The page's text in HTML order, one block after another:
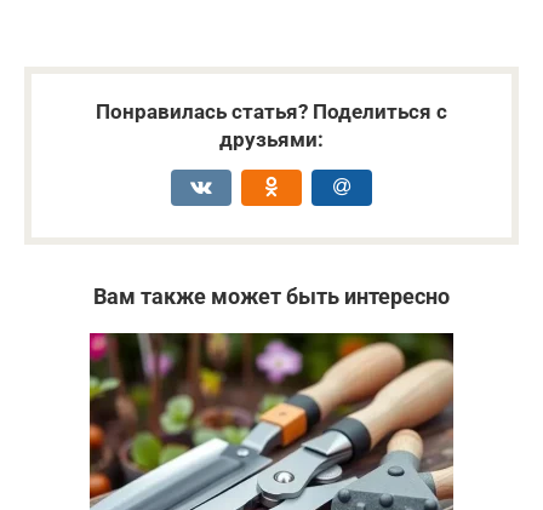
Понравилась статья? Поделиться с
друзьями:
Вам также может быть интересно